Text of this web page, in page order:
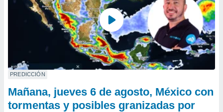
PREDICCIÓN
Mañana, jueves 6 de agosto, México con
tormentas y posibles granizadas por